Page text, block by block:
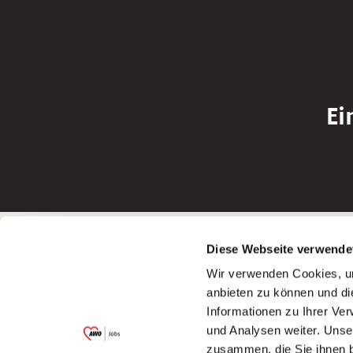
Diese Webseite
Wir verwenden Cookies,
anbieten zu können und
Informationen zu Ihrer
und Analysen weiter.
zusammen, die Sie ihnen
Garitz Bewirtschaftungsbetriebe GmbH
(Ein Tochterunternehmen des AWO
Bezirksverbandes Unterfranken e.V.)